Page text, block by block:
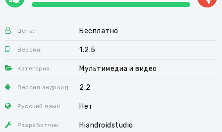
Цена: Бесплатно
Версия: 1.2.5
Категория: Мультимедиа и видео
Версия андроид: 2.2
Русский язык: Нет
Разработчик: Hiandroidstudio